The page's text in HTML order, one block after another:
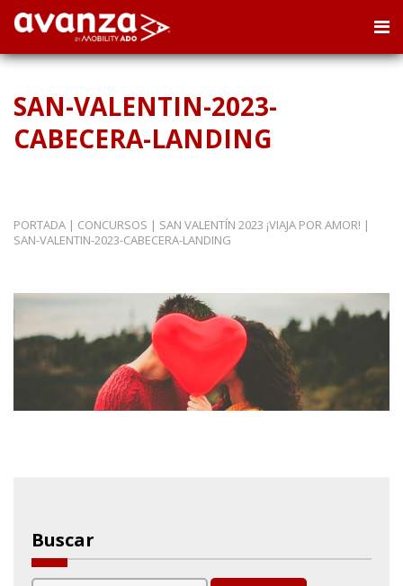
SAN-VALENTIN-2023-
CABECERA-LANDING
PORTADA | CONCURSOS | SAN VALENTÍN 2023 ¡VIAJA POR AMOR! |
SAN-VALENTIN-2023-CABECERA-LANDING
Buscar